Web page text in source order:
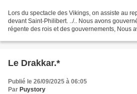
Lors du spectacle des Vikings, on assiste au
devant Saint-Philibert. ../.. Nous avons
régente des rois et des gouvernements, Nous
Le Drakkar.*
Publié le 26/09/2025 à 06:05
Par Puystory